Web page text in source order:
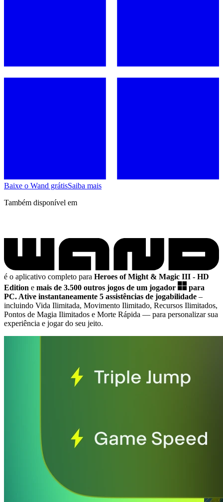
Baixe o Wand grátisSaiba mais
Também disponível em
é o aplicativo completo para Heroes of Might & Magic III - HD
Edition e mais de 3.500 outros jogos de um jogador
para
PC. Ative instantaneamente 5 assistências de jogabilidade –
incluindo Vida Ilimitada, Movimento Ilimitado, Recursos Ilimitados,
Pontos de Magia Ilimitados e Morte Rápida — para personalizar sua
experiência e jogar do seu jeito.